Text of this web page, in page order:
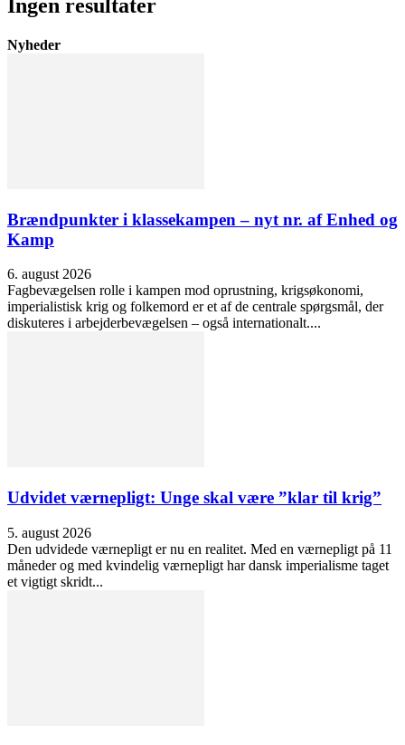
Ingen resultater
Nyheder
Brændpunkter i klassekampen – nyt nr. af Enhed og
Kamp
6. august 2026
Fagbevægelsen rolle i kampen mod oprustning, krigsøkonomi,
imperialistisk krig og folkemord er et af de centrale spørgsmål, der
diskuteres i arbejderbevægelsen – også internationalt....
Udvidet værnepligt: Unge skal være ”klar til krig”
5. august 2026
Den udvidede værnepligt er nu en realitet. Med en værnepligt på 11
måneder og med kvindelig værnepligt har dansk imperialisme taget
et vigtigt skridt...